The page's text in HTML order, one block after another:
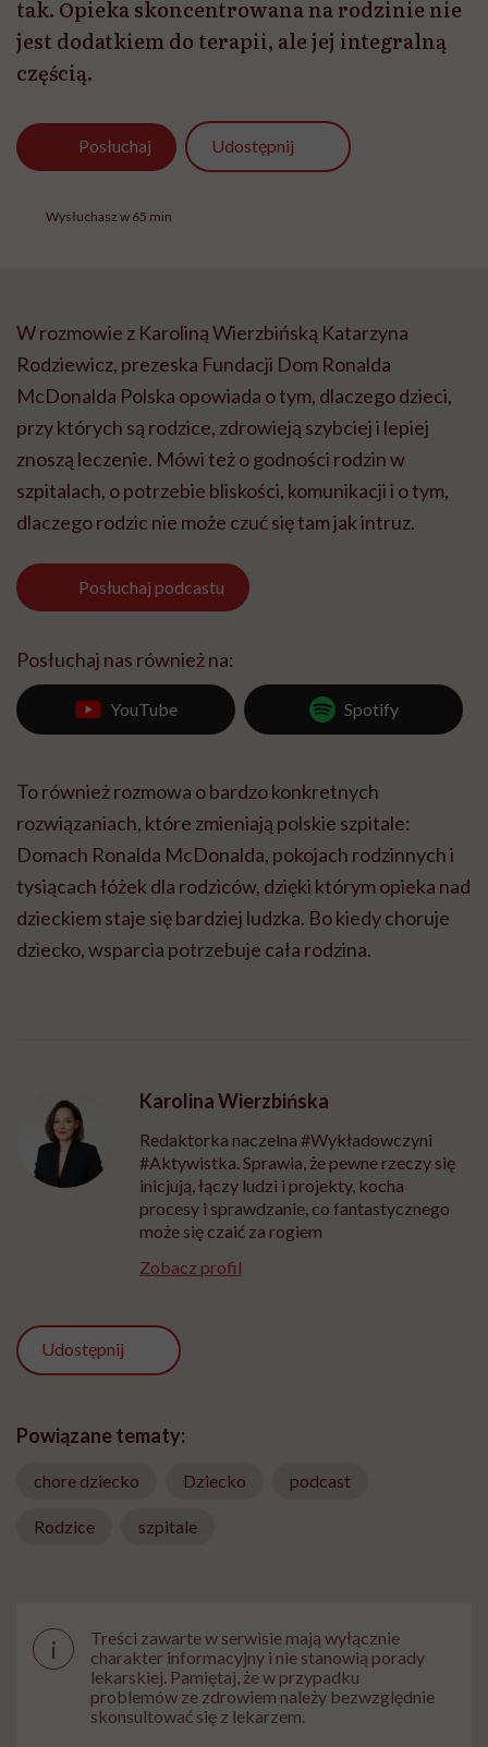
tak. Opieka skoncentrowana na rodzinie nie
jest dodatkiem do terapii, ale jej integralną
częścią.
Posłuchaj Udostępnij
Wysłuchasz w 65 min
W rozmowie z Karoliną Wierzbińską Katarzyna
Rodziewicz, prezeska Fundacji Dom Ronalda
McDonalda Polska opowiada o tym, dlaczego dzieci,
przy których są rodzice, zdrowieją szybciej i lepiej
znoszą leczenie. Mówi też o godności rodzin w
szpitalach, o potrzebie bliskości, komunikacji i o tym,
dlaczego rodzic nie może czuć się tam jak intruz.
Posłuchaj podcastu
Posłuchaj nas również na:
YouTube Spotify
To również rozmowa o bardzo konkretnych
rozwiązaniach, które zmieniają polskie szpitale:
Domach Ronalda McDonalda, pokojach rodzinnych i
tysiącach łóżek dla rodziców, dzięki którym opieka nad
dzieckiem staje się bardziej ludzka. Bo kiedy choruje
dziecko, wsparcia potrzebuje cała rodzina.
Karolina Wierzbińska
Redaktorka naczelna #Wykładowczyni
#Aktywistka. Sprawia, że pewne rzeczy się
inicjują, łączy ludzi i projekty, kocha
procesy i sprawdzanie, co fantastycznego
może się czaić za rogiem
Zobacz profil
Udostępnij
Powiązane tematy:
chore dziecko Dziecko podcast
Rodzice szpitale
i
Treści zawarte w serwisie mają wyłącznie
charakter informacyjny i nie stanowią porady
lekarskiej. Pamiętaj, że w przypadku
problemów ze zdrowiem należy bezwzględnie
skonsultować się z lekarzem.